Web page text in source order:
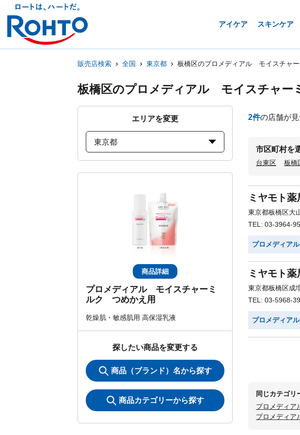
アイケア スキンケア
販売店検索 全国 東京都 板橋区のプロメディアル モイスチャ
板橋区のプロメディアル モイスチャー
エリアを変更
東京都
商品詳細
プロメディアル モイスチャーミ
ルク つめかえ用
乾燥肌・敏感肌用 高保湿乳液
探したい商品を変更する
商品（ブランド）名から探す
商品カテゴリーから探す
2件の店舗が
市区町村を
台東区 板橋
ミヤモト
東京都板橋区大
TEL: 03-3964-
プロメディア
ミヤモト
東京都板橋区成
TEL: 03-5968-
プロメディア
同じカテゴリ
プロメディ
プロメディ